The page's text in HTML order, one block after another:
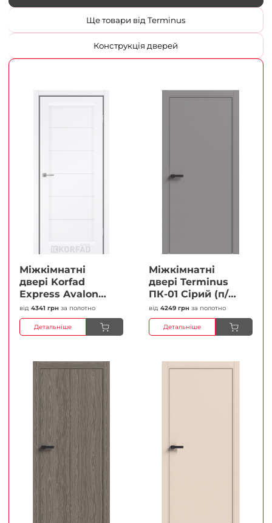
Ще товари від Terminus
Конструкція дверей
Міжкімнатні
двері Korfad
Express Avalon
Білий мат
Кристал
Антискретч
від 4341 грн за полотно
Детальніше
Міжкімнатні
двері Terminus
ПК-01 Сірий (п/п)
Глухі Плівка
від 4249 грн за полотно
Детальніше